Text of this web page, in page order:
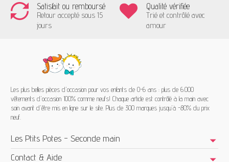
Satisfait ou remboursé
Retour accepté sous 15
jours
Qualité vérifiée
Trié et contrôlé avec
amour
Les plus belles pièces d'occasion pour vos enfants de 0-6 ans : plus de 6.000
vêtements d'occasion 100% comme neufs! Chaque article est contrôlé à la main avec
soin avant d'être mis en ligne sur le site. Plus de 300 marques jusqu'à -80% du prix
neuf.
Les Ptits Potes - Seconde main
Contact & Aide